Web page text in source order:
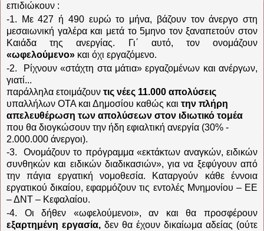
επιδιώκουν :
-1. Με 427 ή 490 ευρώ το μήνα, βάζουν τον άνεργο στη
μεσαιωνική γαλέρα και μετά το 5μηνο τον ξαναπετούν στον
Καιάδα της ανεργίας. Γι΄ αυτό, τον ονομάζουν
«ωφελούμενο» και όχι εργαζόμενο.
-2.
Ρίχνουν «στάχτη στα μάτια» εργαζομένων και ανέργων,
γιατί...
παράλληλα ετοιμάζουν τις νέες 11.000 απολύσεις
υπαλλήλων ΟΤΑ και Δημοσίου καθώς και την πλήρη
απελευθέρωση των απολύσεων στον ιδιωτικό τομέα
που θα διογκώσουν την ήδη εφιαλτική ανεργία (30% -
2.000.000 άνεργοι).
-3.
Ονομάζουν το πρόγραμμα «εκτάκτων αναγκών, ειδικών
συνθηκών και ειδικών διαδικασιών», για να ξεφύγουν από
την πάγια εργατική νομοθεσία. Καταργούν κάθε έννοια
εργατικού δικαίου, εφαρμόζουν τις εντολές Μνημονίου – ΕΕ
– ΔΝΤ – Κεφαλαίου.
-4. Οι δήθεν «ωφελούμενοι», αν και θα προσφέρουν
εξαρτημένη εργασία, δεν θα έχουν δικαίωμα αδείας (ούτε